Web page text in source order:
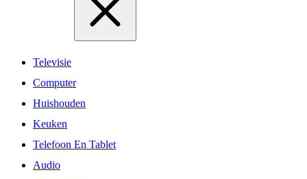
Televisie
Computer
Huishouden
Keuken
Telefoon En Tablet
Audio